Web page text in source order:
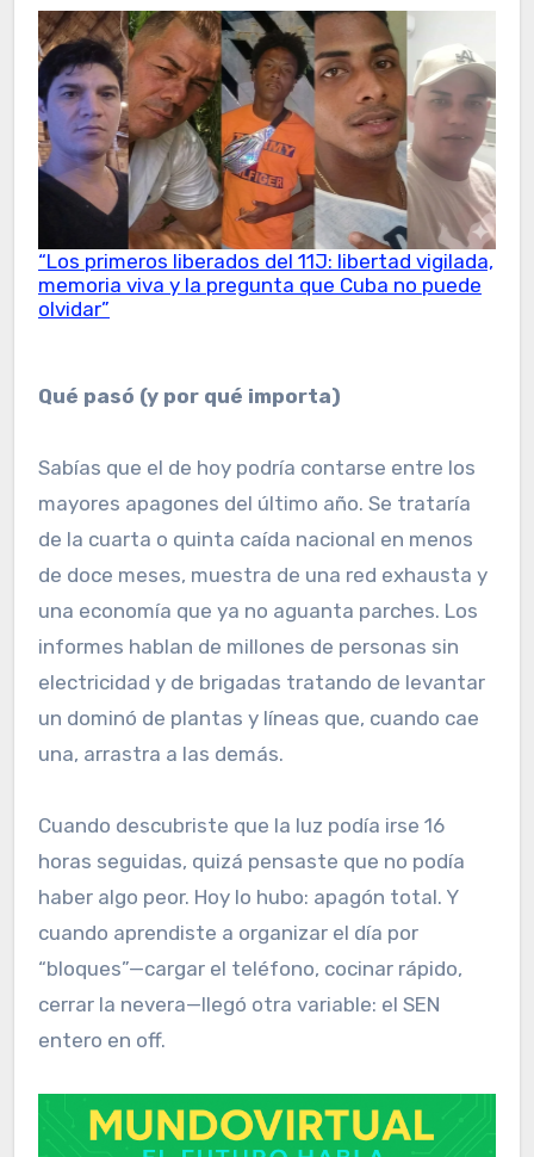
“Los primeros liberados del 11J: libertad vigilada,
memoria viva y la pregunta que Cuba no puede
olvidar”
Qué pasó (y por qué importa)
Sabías que el de hoy podría contarse entre los
mayores apagones del último año. Se trataría
de la cuarta o quinta caída nacional en menos
de doce meses, muestra de una red exhausta y
una economía que ya no aguanta parches. Los
informes hablan de millones de personas sin
electricidad y de brigadas tratando de levantar
un dominó de plantas y líneas que, cuando cae
una, arrastra a las demás.
Cuando descubriste que la luz podía irse 16
horas seguidas, quizá pensaste que no podía
haber algo peor. Hoy lo hubo: apagón total. Y
cuando aprendiste a organizar el día por
“bloques”—cargar el teléfono, cocinar rápido,
cerrar la nevera—llegó otra variable: el SEN
entero en off.